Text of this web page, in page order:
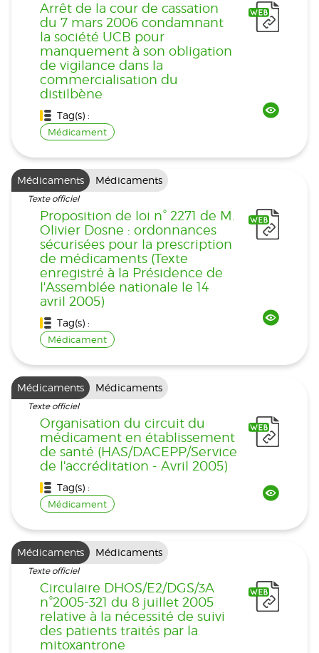
Arrêt de la cour de cassation
du 7 mars 2006 condamnant
la société UCB pour
manquement à son obligation
de vigilance dans la
commercialisation du
distilbène
Tag(s) :
Médicament
Médicaments Médicaments
Texte officiel
Proposition de loi n° 2271 de M.
Olivier Dosne : ordonnances
sécurisées pour la prescription
de médicaments (Texte
enregistré à la Présidence de
l'Assemblée nationale le 14
avril 2005)
Tag(s) :
Médicament
Médicaments Médicaments
Texte officiel
Organisation du circuit du
médicament en établissement
de santé (HAS/DACEPP/Service
de l'accréditation - Avril 2005)
Tag(s) :
Médicament
Médicaments Médicaments
Texte officiel
Circulaire DHOS/E2/DGS/3A
n°2005-321 du 8 juillet 2005
relative à la nécessité de suivi
des patients traités par la
mitoxantrone